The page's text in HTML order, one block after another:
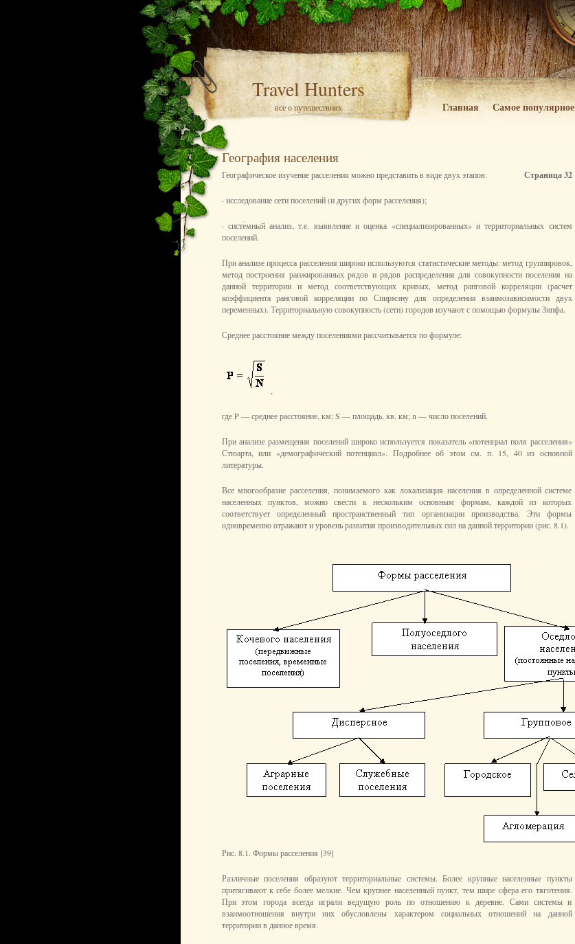
Travel Hunters
все о путешествиях Главная Самое популярное
География населения
Страница 32
Географическое изучение расселения можно представить в виде двух этапов:
· исследование сети поселений (и других форм расселения);
· системный анализ, т.е. выявление и оценка «специализированных» и территориальных систем
поселений.
При анализе процесса расселения широко используются статистические методы: метод группировок,
метод построения ранжированных рядов и рядов распределения для совокупности поселения на
данной территории и метод соответствующих кривых, метод ранговой корреляции (расчет
коэффициента ранговой корреляции по Спирмэну для определения взаимозависимости двух
переменных). Территориальную совокупность (сети) городов изучают с помощью формулы Зипфа.
Среднее расстояние между поселениями рассчитывается по формуле:
где P — среднее расстояние, км; S — площадь, кв. км; n — число поселений.
При анализе размещения поселений широко используется показатель «потенциал поля расселения»
Стюарта, или «демографический потенциал». Подробнее об этом см. п. 15, 40 из основной
литературы.
Все многообразие расселения, понимаемого как локализация населения в определенной системе
населенных пунктов, можно свести к нескольким основным формам, каждой из которых
соответствует определенный пространственный тип организации производства. Эти формы
одновременно отражают и уровень развития производительных сил на данной территории (рис. 8.1).
Рис. 8.1. Формы расселения [39]
Различные поселения образуют территориальные системы. Более крупные населенные пункты
притягивают к себе более мелкие. Чем крупнее населенный пункт, тем шире сфера его тяготения.
При этом города всегда играли ведущую роль по отношению к деревне. Сами системы и
взаимоотношения внутри них обусловлены характером социальных отношений на данной
территории в данное время.